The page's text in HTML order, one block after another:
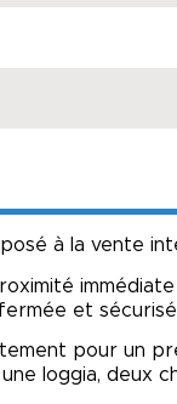
à la vente
et
pour un
loggia, deux